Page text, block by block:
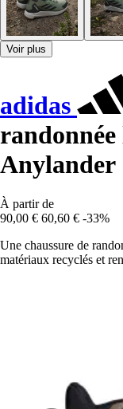
Voir plus
adidas
randonnée
Anylander
À partir de
90,00 € 60,60 € -33%
Une chaussure de
matériaux recyclés et